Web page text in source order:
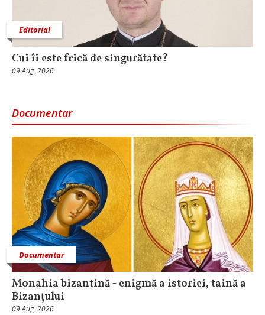
Editorial
Cui îi este frică de singurătate?
09 Aug, 2026
Documentar
Documentar
Monahia bizantină - enigmă a istoriei, taină a
Bizanțului
09 Aug, 2026